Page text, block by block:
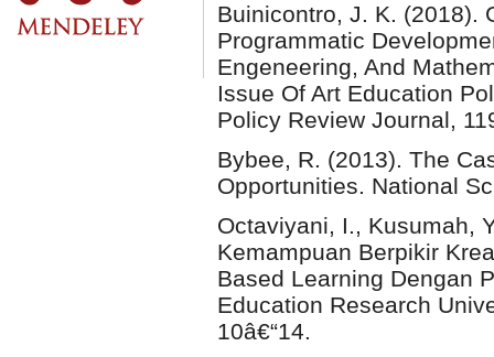
Buinicontro, J. K. (2018).
Programmatic
Engeneering, And
Issue Of Art Education
Policy Review Journal,
Bybee, R. (2013). The
Opportunities. National
Octaviyani, I., Kusumah,
Kemampuan Berpikir
Based Learning Dengan
Education Research
10â€“14.